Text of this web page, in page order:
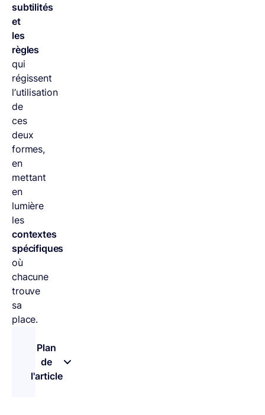
subtilités
et
les
règles
qui
régissent
l’utilisation
de
ces
deux
formes,
en
mettant
en
lumière
les
contextes
spécifiques
où
chacune
trouve
sa
place.
Plan
de
l'article